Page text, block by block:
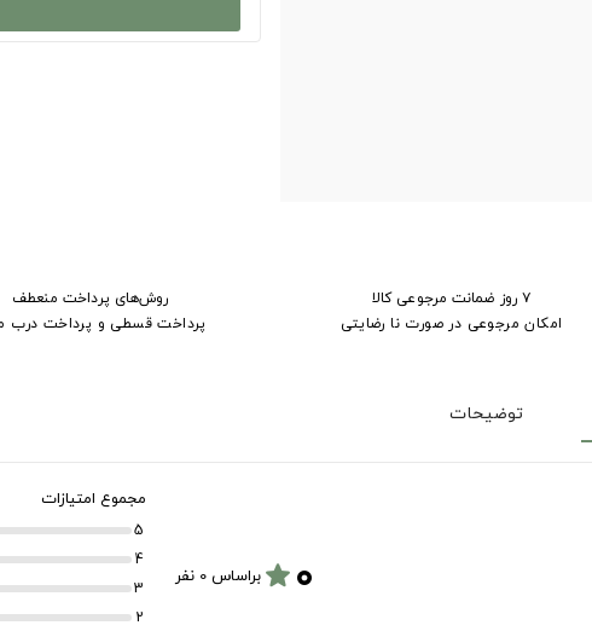
۷ روز ضمانت مرجوعی کالا
امکان مرجوعی در صورت نا رضایتی
روش‌های پرداخت منعطف
پرداخت قسطی و پرداخت درب
توضیحات
۰ starبراساس 0 نفر
مجموع امتیازات
5
4
3
2